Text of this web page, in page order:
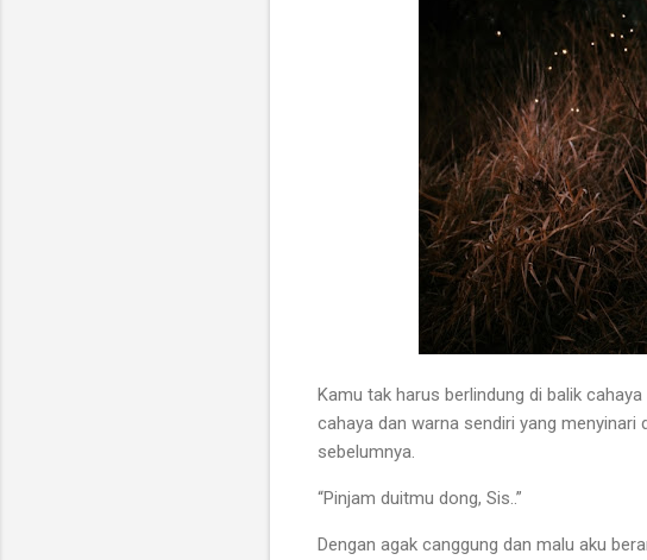
Kamu tak harus berlindung di balik
cahaya dan warna sendiri yang menyinari
sebelumnya.
“Pinjam duitmu dong, Sis..”
Dengan agak canggung dan malu aku